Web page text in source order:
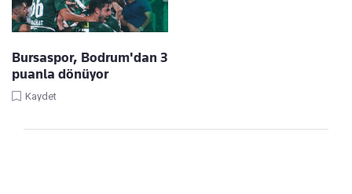
Bursaspor, Bodrum'dan 3
puanla dönüyor
Kaydet